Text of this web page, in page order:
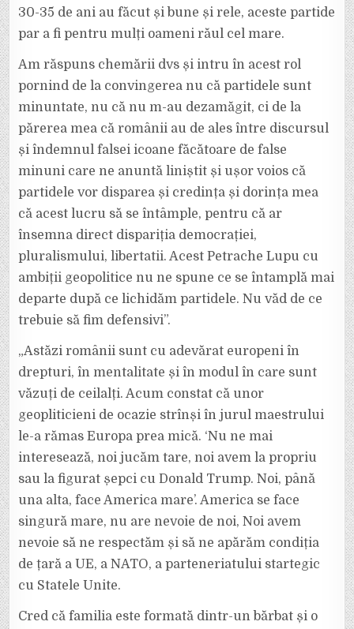
30-35 de ani au făcut și bune și rele, aceste partide
par a fi pentru mulți oameni răul cel mare.
Am răspuns chemării dvs și intru în acest rol
pornind de la convingerea nu că partidele sunt
minuntate, nu că nu m-au dezamăgit, ci de la
părerea mea că românii au de ales între discursul
și îndemnul falsei icoane făcătoare de false
minuni care ne anuntă liniștit și ușor voios că
partidele vor disparea și credința și dorința mea
că acest lucru să se întâmple, pentru că ar
însemna direct dispariția democrației,
pluralismului, libertatii. Acest Petrache Lupu cu
ambiții geopolitice nu ne spune ce se întamplă mai
departe după ce lichidăm partidele. Nu văd de ce
trebuie să fim defensivi”.
„Astăzi românii sunt cu adevărat europeni în
drepturi, în mentalitate și în modul în care sunt
văzuți de ceilalți. Acum constat că unor
geopliticieni de ocazie strînși în jurul maestrului
le-a rămas Europa prea mică. ‘Nu ne mai
interesează, noi jucăm tare, noi avem la propriu
sau la figurat șepci cu Donald Trump. Noi, până
una alta, face America mare’. America se face
singură mare, nu are nevoie de noi, Noi avem
nevoie să ne respectăm și să ne apărăm condiția
de țară a UE, a NATO, a parteneriatului startegic
cu Statele Unite.
Cred că familia este formată dintr-un bărbat și o